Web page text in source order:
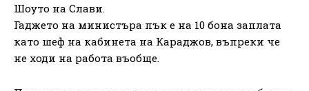
Шоуто на Слави.
Гаджето на министъра пък е на 10 бона заплата
като шеф на кабинета на Караджов, въпреки че
не ходи на работа въобще.